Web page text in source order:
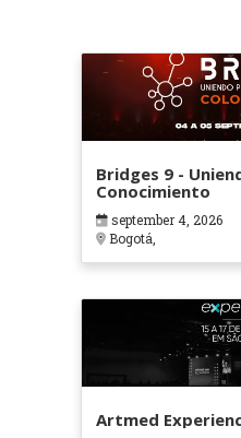
Bridges 9 -
Conocimiento
september 4, 2026
Bogotá,
Artmed